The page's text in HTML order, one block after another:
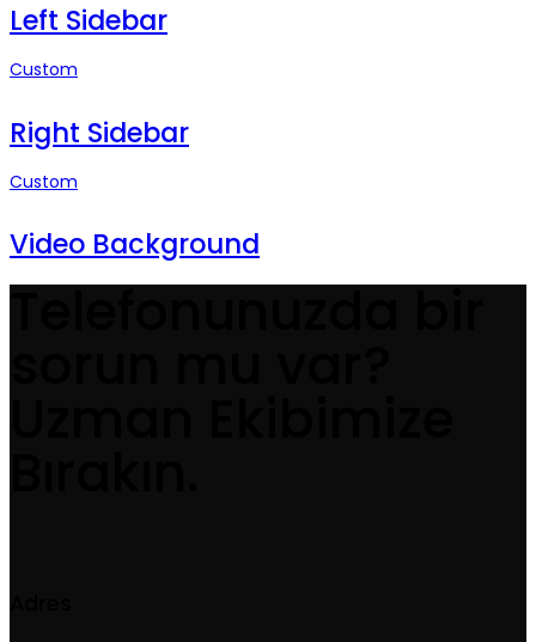
Left Sidebar
Custom
Right Sidebar
Custom
Video Background